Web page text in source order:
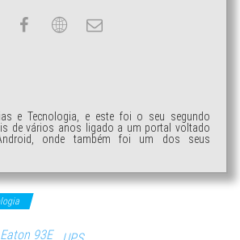
e Tecnologia, e este foi o seu segundo
de vários anos ligado a um portal voltado
onde também foi um dos seus
Eaton 93E